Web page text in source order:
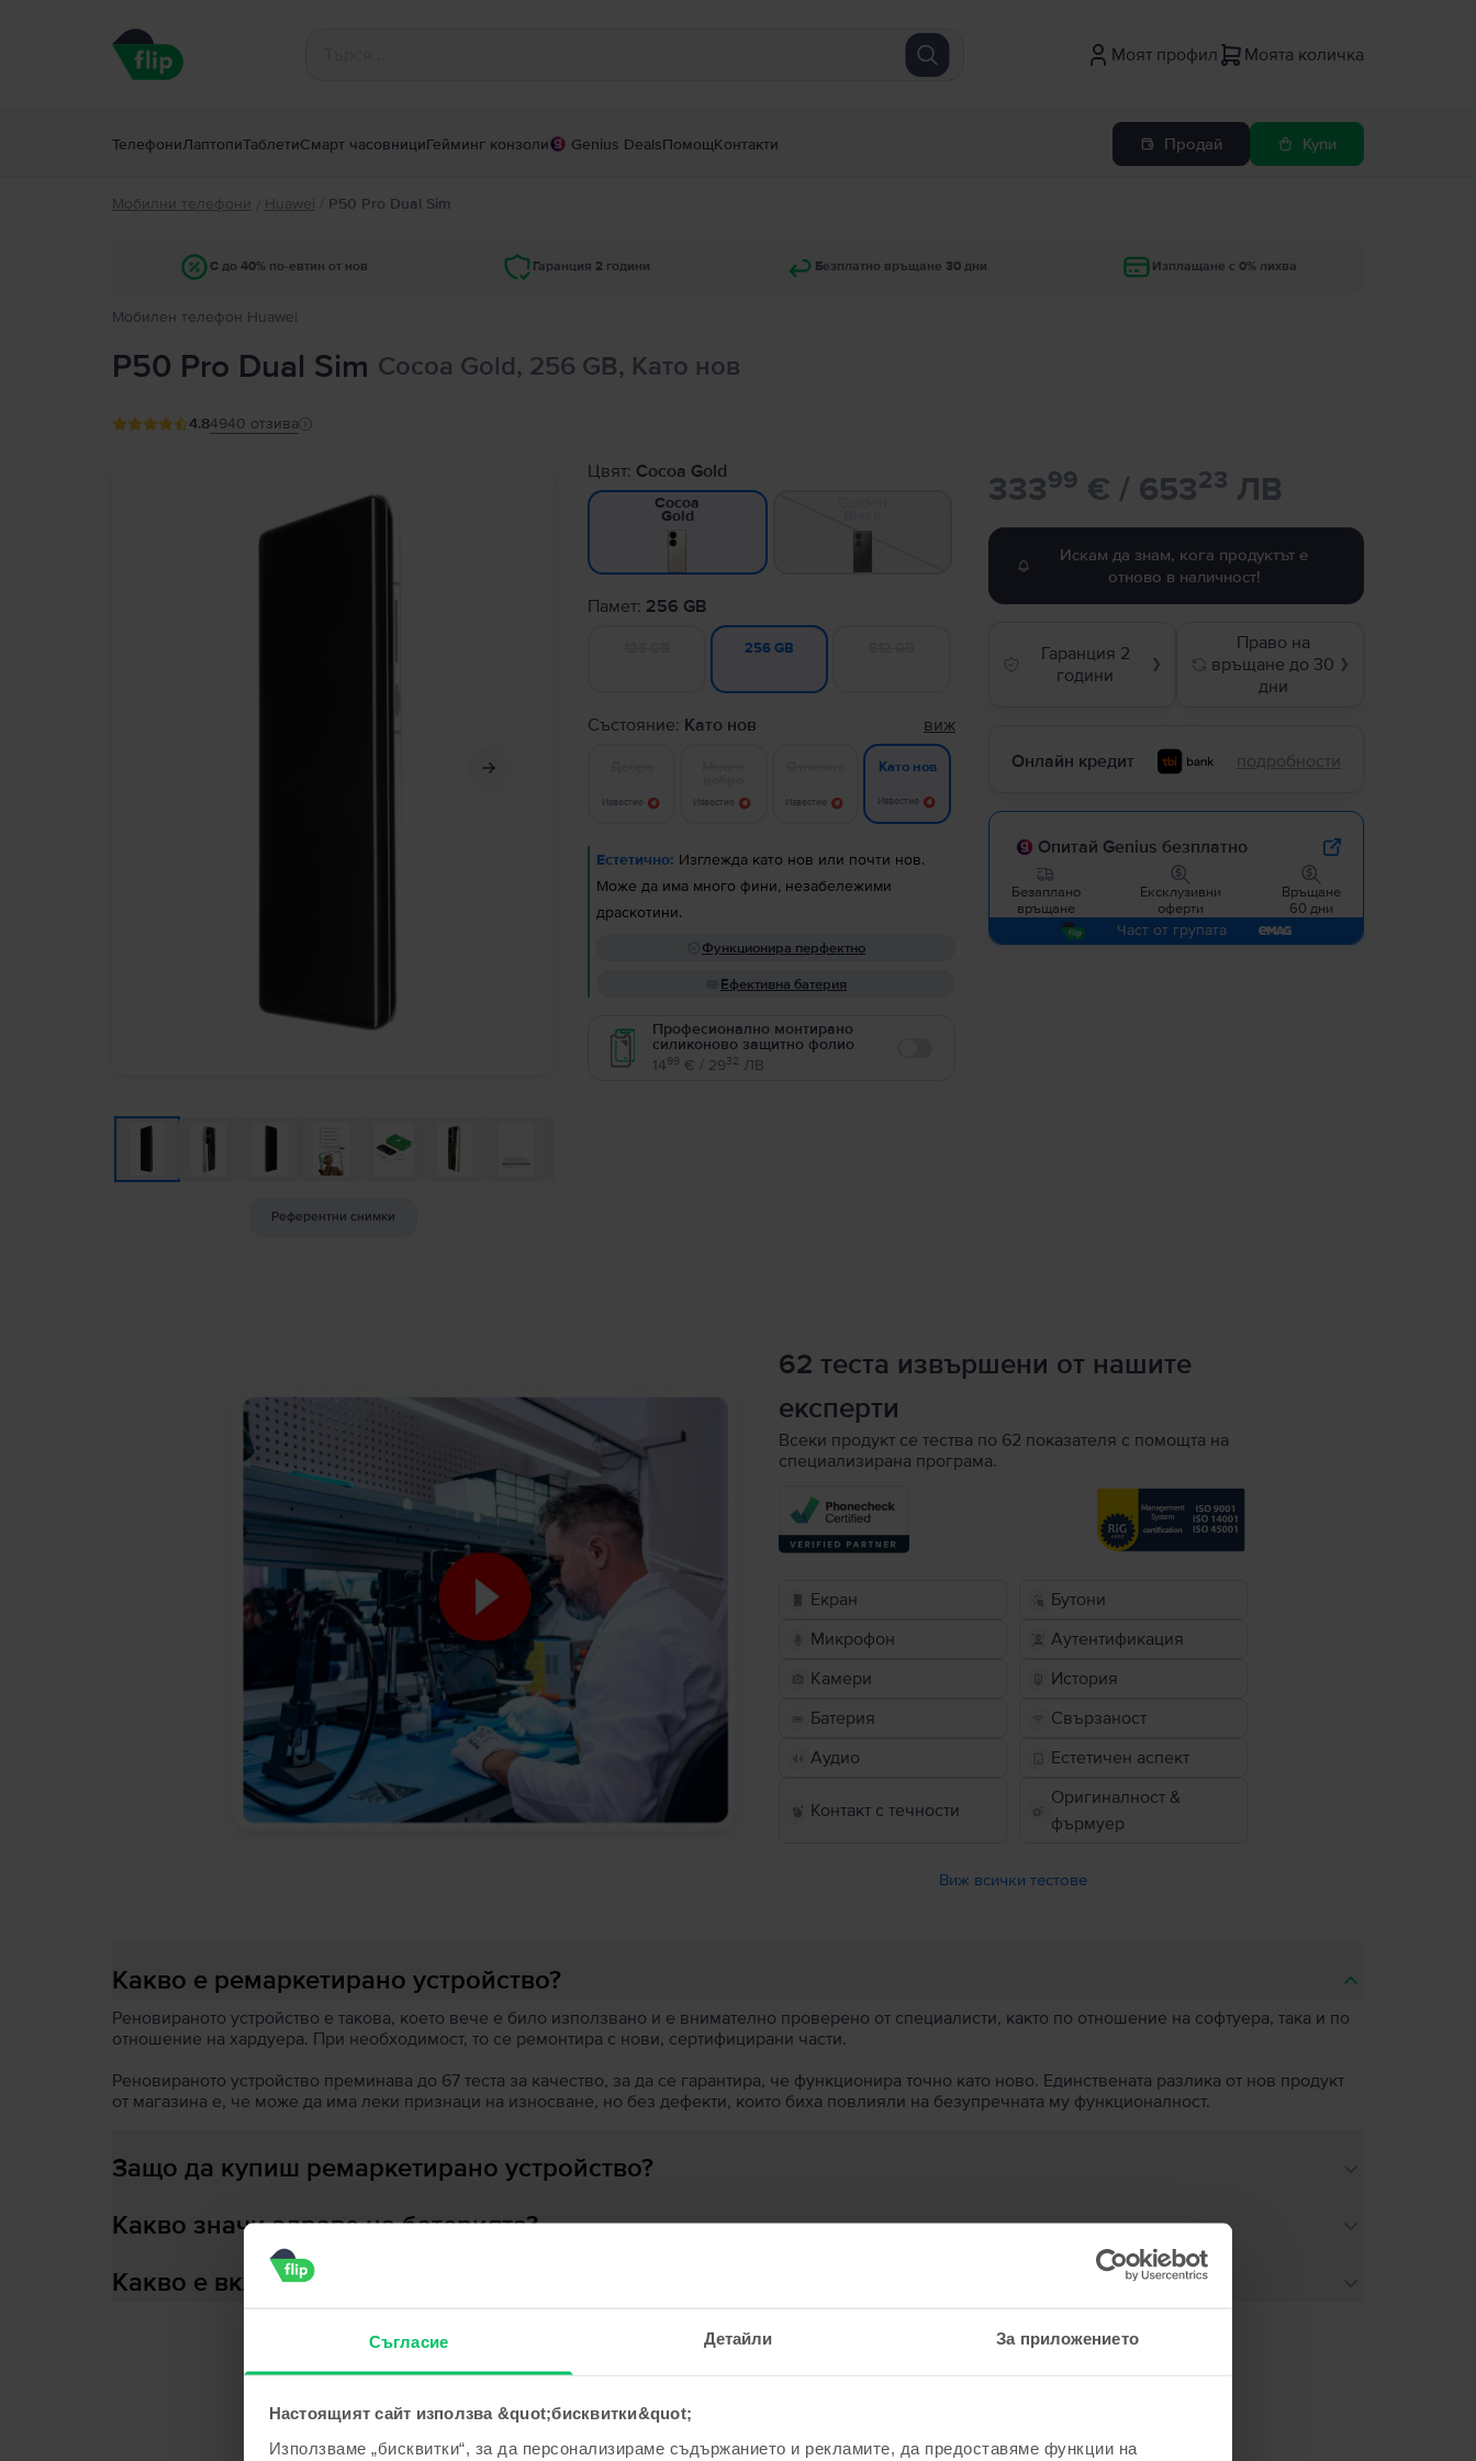
Съгласие Детайли За приложението
Настоящият сайт използва &quot;бисквитки&quot;
Използваме „бисквитки“, за да персонализираме съдържанието и рекламите, да предоставяме функции на
Моят профил Моята количка
ТелефониЛаптопиТаблетиСмарт часовнициГейминг конзоли Genius DealsПомощКонтакти Продай Купи
Мобилни телефони / Huawei / P50 Pro Dual Sim
С до 40% по-евтин от нов Гаранция 2 години Безплатно връщане 30 дни Изплащане с 0% лихва
Мобилен телефон Huawei
P50 Pro Dual Sim Cocoa Gold, 256 GB, Като нов
4.84940 отзива
Референтни снимки
Цвят: Cocoa Gold
Cocoa
Gold
Памет: 256 GB
256 GB
Състояние: Като нов виж
Известие Известие Известие
Като нов
Известие
Естетично: Изглежда като нов или почти нов.
Може да има много фини, незабележими
драскотини.
Функционира перфектно
Ефективна батерия
Професионално монтирано
силиконово защитно фолио
1499 € / 2932 ЛВ
33399 € / 65323 ЛВ
Искам да знам, кога продуктът е
отново в наличност!
Гаранция 2
години
❯
Право на
връщане до 30
дни
❯
Онлайн кредит подробности
Опитай Genius безплатно
Безаплано
връщане
Ексклузивни
оферти
Връщане
60 дни
Част от групата
62 теста извършени от нашите
експерти
Всеки продукт се тества по 62 показателя с помощта на
специализирана програма.
Екран
Бутони
Микрофон
Аутентификация
Камери
История
Батерия
Свързаност
Аудио
Естетичен аспект
Контакт с течности
Оригиналност &
фърмуер
Виж всички тестове
Какво е ремаркетирано устройство?
Реновираното устройство е такова, което вече е било използвано и е внимателно проверено от специалисти, както по отношение на софтуера, така и по
отношение на хардуера. При необходимост, то се ремонтира с нови, сертифицирани части.
Реновираното устройство преминава до 67 теста за качество, за да се гарантира, че функционира точно като ново. Единствената разлика от нов продукт
от магазина е, че може да има леки признаци на износване, но без дефекти, които биха повлияли на безупречната му функционалност.
Защо да купиш ремаркетирано устройство?
Какво значи здраве на батерията?
Какво е включено в кутията?
Сходни продукти с твоето търсене